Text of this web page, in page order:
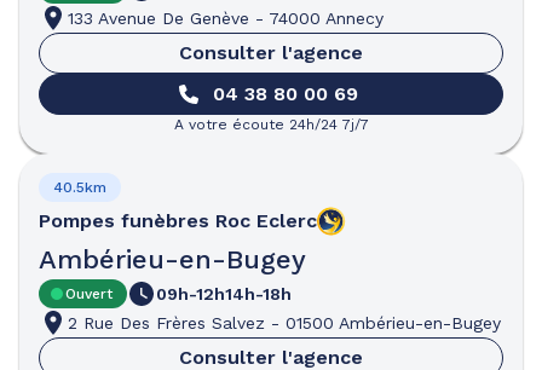
133 Avenue De Genève - 74000 Annecy
Consulter l'agence
04 38 80 00 69
A votre écoute 24h/24 7j/7
Pompes funèbres Roc Eclerc
Ambérieu-en-Bugey
40.5km
Ouvert 09h-12h14h-18h
2 Rue Des Frères Salvez - 01500 Ambérieu-en-Bugey
Consulter l'agence